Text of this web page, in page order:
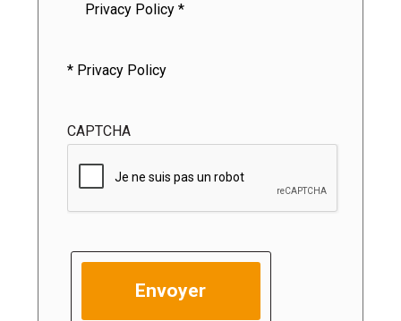
Privacy Policy *
* Privacy Policy
CAPTCHA